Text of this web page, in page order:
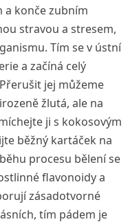
a konče zubním
stravou a stresem,
Tím se v ústní
a začíná celý
jej můžeme
žlutá, ale na
ji s kokosovým
běžný kartáček na
procesu bělení se
flavonoidy a
zásadotvorné
tím pádem je